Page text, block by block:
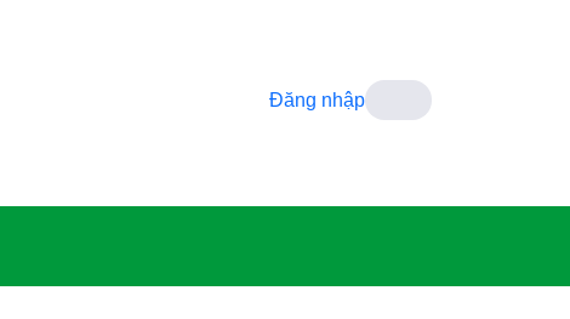
Đăng nhập